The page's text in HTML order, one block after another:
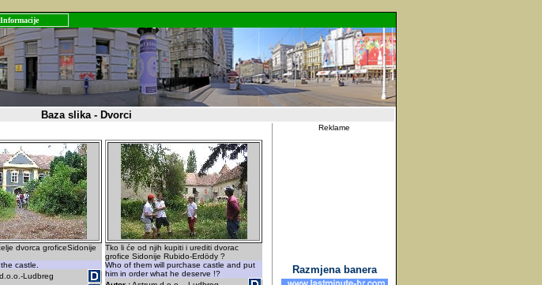
Informacije
Baza slika - Dvorci
dvorca groficeSidonije
castle.
Ludbreg
Tko li će od njih kupiti i urediti dvorac
grofice Sidonije Rubido-Erdödy ?
Who of them will purchase castle and put
him in order what he deserve !?
Reklame
Razmjena banera